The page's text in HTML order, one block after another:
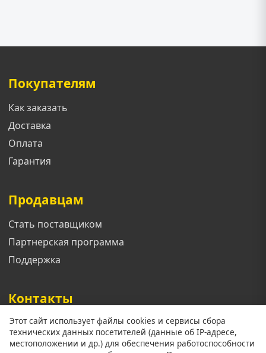
Покупателям
Как заказать
Доставка
Оплата
Гарантия
Продавцам
Стать поставщиком
Партнерская программа
Поддержка
Контакты
Телефон: +7 913 833 1461
Email: support@mgoroda.ru
Этот сайт использует файлы cookies и сервисы сбора
технических данных посетителей (данные об IP-адресе,
местоположении и др.) для обеспечения работоспособности